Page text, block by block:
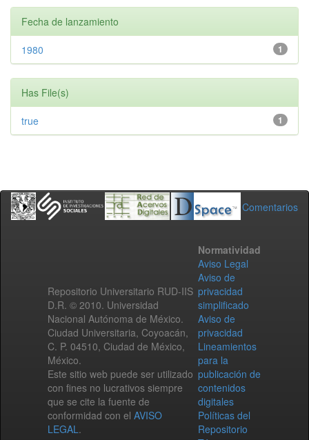
Fecha de lanzamiento
1
1980
Has File(s)
1
true
Comentarios
Repositorio Universitario RUD-IIS
D.R. © 2010. Universidad
Nacional Autónoma de México.
Ciudad Universitaria, Coyoacán,
C. P. 04510, Ciudad de México,
México.
Este sitio web puede ser utilizado
con fines no lucrativos siempre
que se cite la fuente de
conformidad con el AVISO
LEGAL.
Normatividad
Aviso Legal
Aviso de
privacidad
simplificado
Aviso de
privacidad
Lineamientos
para la
publicación de
contenidos
digitales
Políticas del
Repositorio